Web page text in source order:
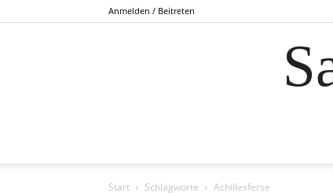
Anmelden / Beitreten
Start Schlagworte Achillesferse